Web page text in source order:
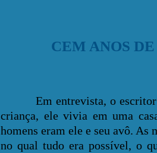
CEM ANOS
Em entrevista, o escritor
criança, ele vivia em uma
homens eram ele e seu avô.
no qual tudo era possível, o